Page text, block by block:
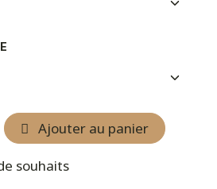
Ajouter au panier
souhaits